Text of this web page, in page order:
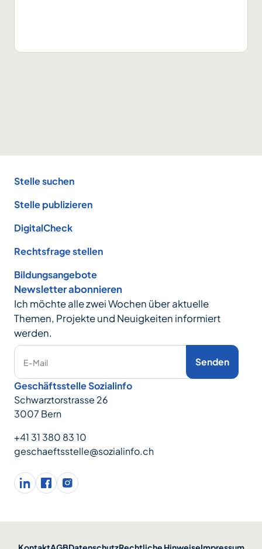
Stelle suchen
Stelle publizieren
DigitalCheck
Rechtsfrage stellen
Bildungsangebote
Newsletter abonnieren
Ich möchte alle zwei Wochen über aktuelle
Themen, Projekte und Neuigkeiten informiert
werden.
E-Mail Senden
Geschäftsstelle Sozialinfo
Schwarztorstrasse 26
3007 Bern
+41 31 380 83 10
geschaeftsstelle@sozialinfo.ch
LinkedInfacebookInstagram